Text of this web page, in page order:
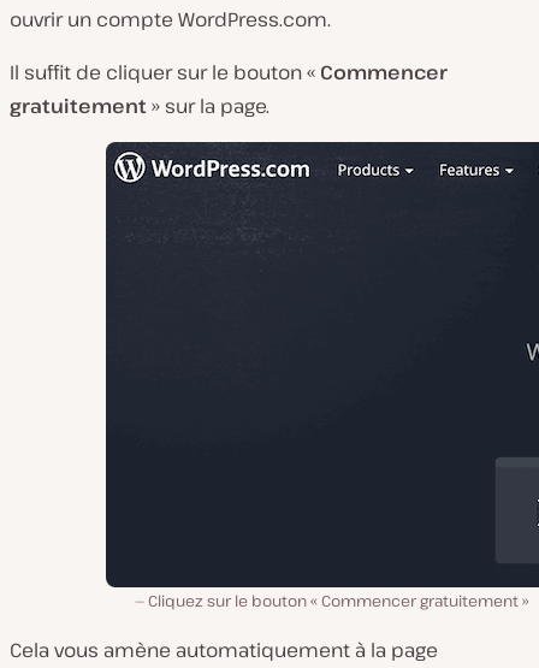
ouvrir un compte WordPress.com.
Il suffit de cliquer sur le bouton « Commencer
gratuitement» sur la page.
Cliquez sur le bouton « Commencer gratuitement »
Cela vous amène automatiquement à la page